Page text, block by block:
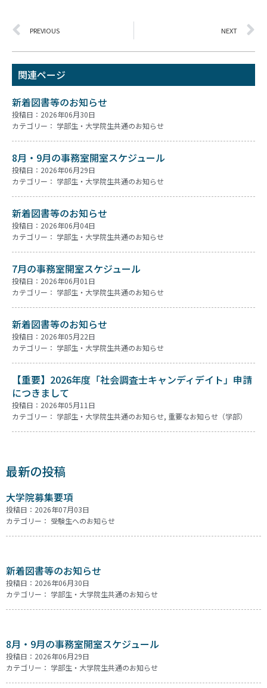
PREVIOUS NEXT
関連ページ
新着図書等のお知らせ
投稿日：2026年06月30日
カテゴリー： 学部生・大学院生共通のお知らせ
8月・9月の事務室開室スケジュール
投稿日：2026年06月29日
カテゴリー： 学部生・大学院生共通のお知らせ
新着図書等のお知らせ
投稿日：2026年06月04日
カテゴリー： 学部生・大学院生共通のお知らせ
7月の事務室開室スケジュール
投稿日：2026年06月01日
カテゴリー： 学部生・大学院生共通のお知らせ
新着図書等のお知らせ
投稿日：2026年05月22日
カテゴリー： 学部生・大学院生共通のお知らせ
【重要】2026年度「社会調査士キャンディデイト」申請
につきまして
投稿日：2026年05月11日
カテゴリー： 学部生・大学院生共通のお知らせ, 重要なお知らせ（学部）
最新の投稿
大学院募集要項
投稿日：2026年07月03日
カテゴリー： 受験生へのお知らせ
新着図書等のお知らせ
投稿日：2026年06月30日
カテゴリー： 学部生・大学院生共通のお知らせ
8月・9月の事務室開室スケジュール
投稿日：2026年06月29日
カテゴリー： 学部生・大学院生共通のお知らせ